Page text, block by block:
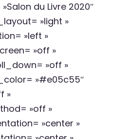
du Livre 2020″
»light »
»left »
»off »
»off »
»#e05c55″
»
»off »
»center »